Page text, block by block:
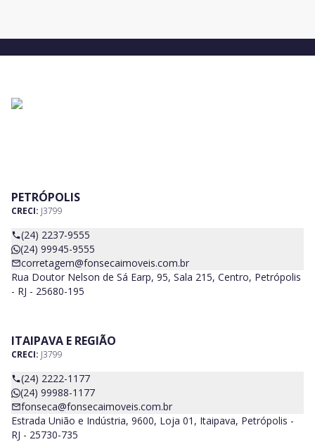
PETRÓPOLIS
CRECI: J3799
(24) 2237-9555
(24) 99945-9555
corretagem@fonsecaimoveis.com.br
Rua Doutor Nelson de Sá Earp, 95, Sala 215, Centro, Petrópolis
- RJ - 25680-195
ITAIPAVA E REGIÃO
CRECI: J3799
(24) 2222-1177
(24) 99988-1177
fonseca@fonsecaimoveis.com.br
Estrada União e Indústria, 9600, Loja 01, Itaipava, Petrópolis -
RJ - 25730-735